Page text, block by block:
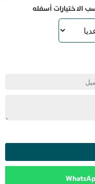
الاختيارات أسفله